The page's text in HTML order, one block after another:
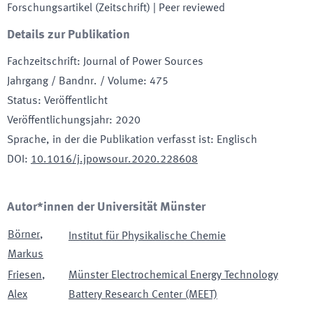
Forschungsartikel (Zeitschrift) | Peer reviewed
Details zur Publikation
Fachzeitschrift:
Journal of Power Sources
Jahrgang / Bandnr. / Volume: 475
Status: Veröffentlicht
Veröffentlichungsjahr: 2020
Sprache, in der die Publikation verfasst ist: Englisch
DOI : 10.1016/j.jpowsour.2020.228608
Autor*innen der Universität Münster
Börner,
Markus
Institut für Physikalische Chemie
Friesen,
Alex
Münster Electrochemical Energy Technology
Battery Research Center (MEET)